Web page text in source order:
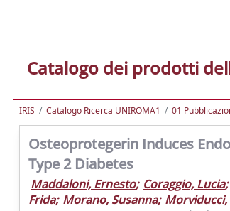
Catalogo dei prodotti
IRIS Catalogo Ricerca UNIROMA1 01
Osteoprotegerin Induces
Type 2 Diabetes
Maddaloni, Ernesto; Coraggio, Lucia;
Frida; Morano, Susanna; Morviducci,